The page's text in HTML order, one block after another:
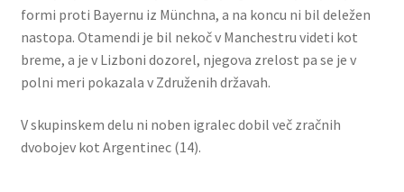
formi proti Bayernu iz Münchna, a na koncu ni bil deležen
nastopa. Otamendi je bil nekoč v Manchestru videti kot
breme, a je v Lizboni dozorel, njegova zrelost pa se je v
polni meri pokazala v Združenih državah.
V skupinskem delu ni noben igralec dobil več zračnih
dvobojev kot Argentinec (14).